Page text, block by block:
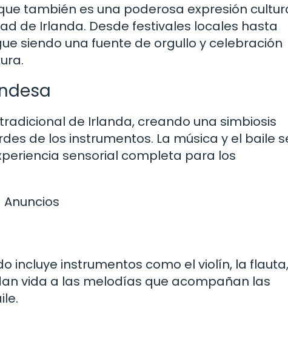
también es una poderosa expresión
de Irlanda. Desde festivales locales hasta
siendo una fuente de orgullo y celebración
de Irlanda, creando una simbiosis
de los instrumentos. La música y el baile
sensorial completa para los
Anuncios
incluye instrumentos como el violín, la
vida a las melodías que acompañan las